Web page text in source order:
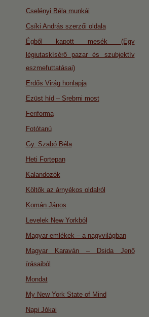
Cselényi Béla munkái
Csíki András szerzői oldala
Égből kapott mesék (Egy
légiutaskísérő pazar és szubjektív
eszmefuttatásai)
Erdős Virág honlapja
Ezüst híd – Srebrni most
Feriforma
Fotótanú
Gy. Szabó Béla
Heti Fortepan
Kalandozók
Költők az árnyékos oldalról
Komán János
Levelek New Yorkból
Magyar emlékek – a nagyvilágban
Magyar Karaván – Dsida Jenő
írásaiból
Mondat
My New York State of Mind
Napi Jókai